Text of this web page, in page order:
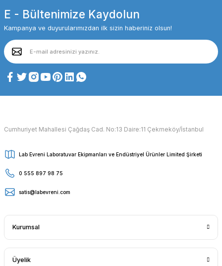
E - Bültenimize Kaydolun
Kampanya ve duyurularımızdan ilk sizin haberiniz olsun!
Cumhuriyet Mahallesi Çağdaş Cad. No:13 Daire:11 Çekmeköy/İstanbul
Lab Evreni Laboratuvar Ekipmanları ve Endüstriyel Ürünler Limited Şirketi
0 555 897 98 75
satis@labevreni.com
Kurumsal
Üyelik